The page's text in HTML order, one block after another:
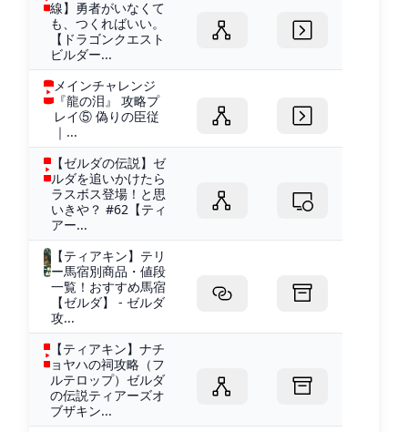
線】勇者がいなくて
も、つくればいい。
【ドラゴンクエスト
ビルダー...
メインチャレンジ
『龍の泪』 攻略プ
レイ⑤ 偽りの臣従
｜...
【ゼルダの伝説】ゼ
ルダを追いかけたら
ラスボス登場！と思
いきや？ #62【ティ
アー...
【ティアキン】テリ
ー馬宿別商品・値段
一覧！おすすめ馬宿
【ゼルダ】 - ゼルダ
攻...
【ティアキン】ナチ
ョヤハの祠攻略（フ
ルテロップ）ゼルダ
の伝説ティアーズオ
ブザキン...